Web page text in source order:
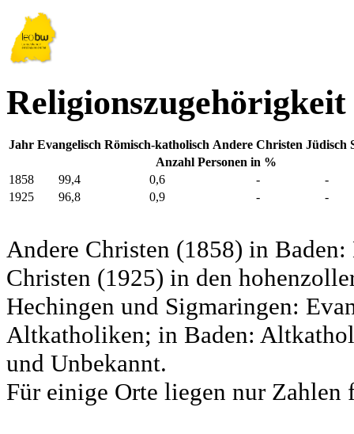
Jahr Evangelisch Römisch-katholisch Andere Christen Jüdisch
Anzahl Personen in %
1858
99,4 0,6 -
-
1925
96,8 0,9 - -
Andere Christen (1858) in
Christen (1925) in den
Hechingen und Sigmaringen:
Altkatholiken; in Baden:
und Unbekannt.
Für einige Orte liegen nur Zahlen